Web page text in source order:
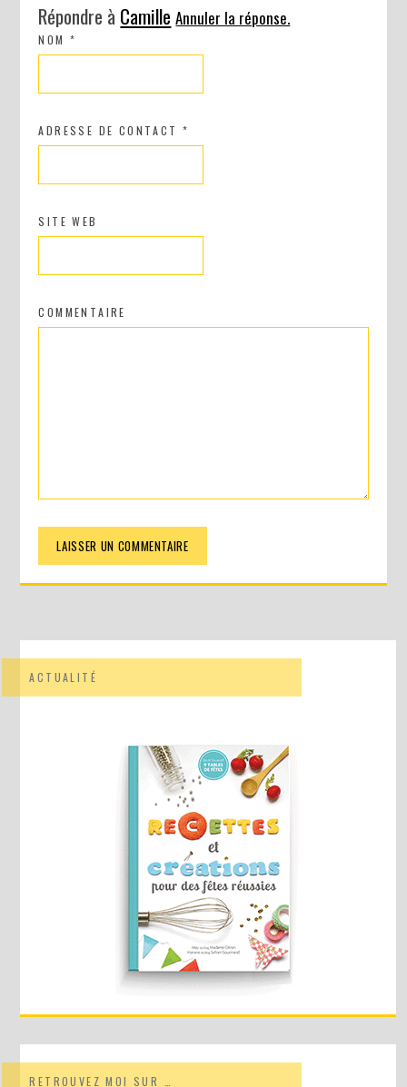
Répondre à Camille Annuler la réponse.
NOM*
ADRESSE DE CONTACT*
SITE WEB
COMMENTAIRE
ACTUALITÉ
RETROUVEZ MOI SUR …